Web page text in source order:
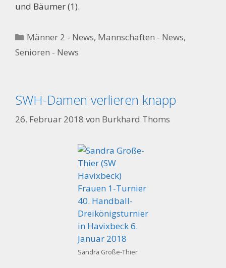
und Bäumer (1).
Kategorien
Männer 2 - News, Mannschaften - News,
Senioren - News
SWH-Damen verlieren knapp
26. Februar 2018 von Burkhard Thoms
Sandra Große-Thier